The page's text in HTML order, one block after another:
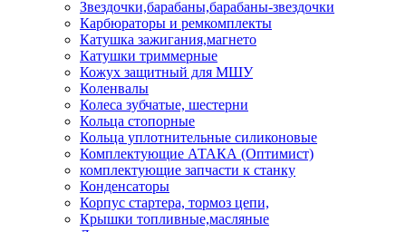
Звездочки,барабаны,барабаны-звездочки
Карбюраторы и ремкомплекты
Катушка зажигания,магнето
Катушки триммерные
Кожух защитный для МШУ
Коленвалы
Колеса зубчатые, шестерни
Кольца стопорные
Кольца уплотнительные силиконовые
Комплектующие АТАКА (Оптимист)
комплектующие запчасти к станку
Конденсаторы
Корпус стартера, тормоз цепи,
Крышки топливные,масляные